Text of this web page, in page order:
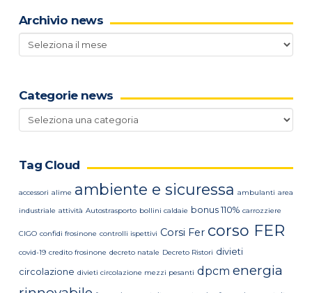
Archivio news
Archivio
news
Categorie news
Categorie
news
Tag Cloud
accessori alime ambiente e sicuressa ambulanti area
industriale attività Autostrasporto bollini caldaie bonus 110% carrozziere
CIGO confidi frosinone controlli ispettivi Corsi Fer corso FER
covid-19 credito frosinone decreto natale Decreto Ristori divieti
circolazione divieti circolazione mezzi pesanti dpcm energia